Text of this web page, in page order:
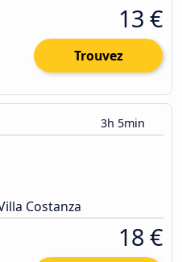
13 €
Trouvez
3h 5min
Costanza
18 €